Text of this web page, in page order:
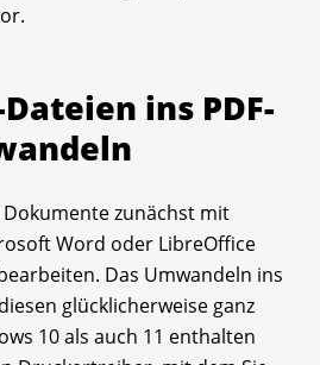
ins PDF-
zunächst mit
Word oder LibreOffice
Das Umwandeln ins
glücklicherweise ganz
10 als auch 11 enthalten